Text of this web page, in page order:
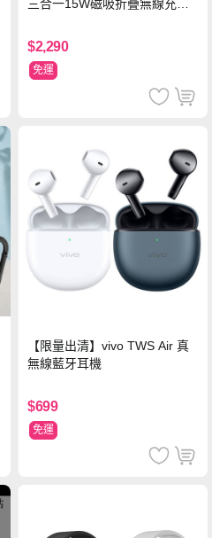
三合一15W磁吸折疊無線充電
$2,290
免運
【限量出清】vivo TWS Air 真
無線藍牙耳機
$699
免運